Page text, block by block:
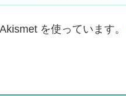
を使っています。